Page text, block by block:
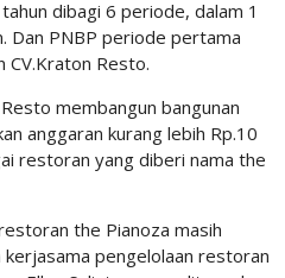
dibagi 6 periode, dalam 1
Dan PNBP periode pertama
Resto.
membangun bangunan
anggaran kurang lebih Rp.10
restoran yang diberi nama the
the Pianoza masih
pengelolaan restoran